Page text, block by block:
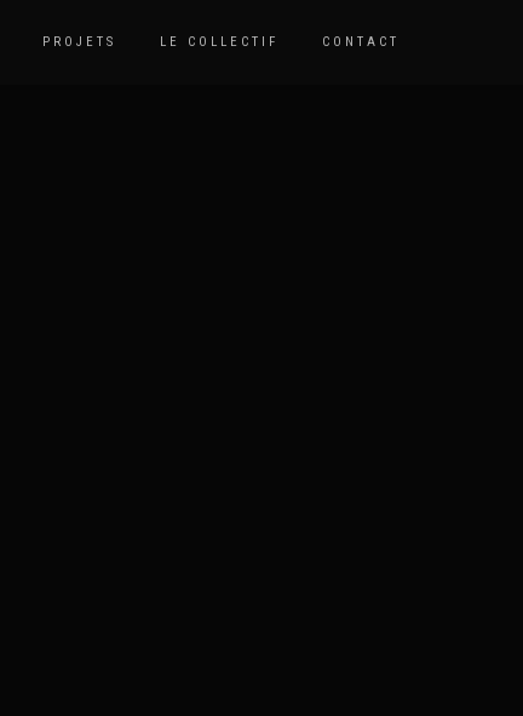
PROJETS LE COLLECTIF CONTACT